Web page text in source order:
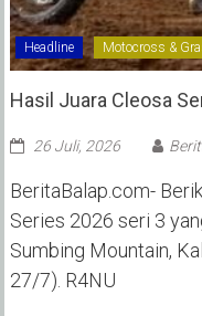
Headline Motocross &
Hasil Juara Cleosa
26 Juli, 2026
BeritaBalap.com-
Series 2026 seri 3
Sumbing Mountain,
27/7). R4NU